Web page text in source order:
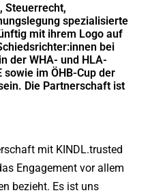
Steuerrecht,
spezialisierte
mit ihrem Logo auf
bei
der WHA- und HLA-
sowie im ÖHB-Cup der
Die Partnerschaft ist
mit KINDL.trusted
Engagement vor allem
bezieht. Es ist uns